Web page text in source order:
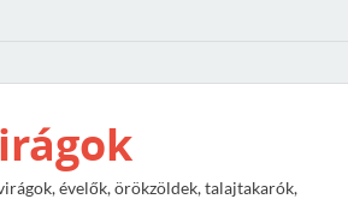
évelők, örökzöldek, talajtakarók,